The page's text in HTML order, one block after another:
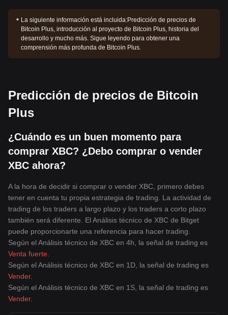
La siguiente información está incluida:Predicción de precios de
Bitcoin Plus, introducción al proyecto de Bitcoin Plus, historia del
desarrollo y mucho más. Sigue leyendo para obtener una
comprensión más profunda de Bitcoin Plus.
Predicción de precios de Bitcoin
Plus
¿Cuándo es un buen momento para
comprar XBC? ¿Debo comprar o vender
XBC ahora?
A la hora de decidir si comprar o vender XBC, primero debes
tener en cuenta tu propia estrategia de trading. La actividad de
trading de los traders a largo plazo y los traders a corto plazo
también será diferente. El Análisis técnico de XBC de Bitget
puede proporcionarte una referencia para hacer trading.
Según el Análisis técnico de XBC en 4h, la señal de trading es
Venta fuerte
Según el Análisis técnico de XBC en 1D, la señal de trading es
Vender.
Según el Análisis técnico de XBC en 1S, la señal de trading es
Vender.